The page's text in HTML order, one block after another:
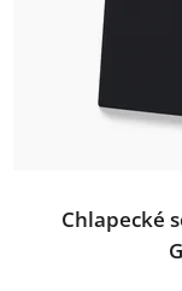
Chlapecké